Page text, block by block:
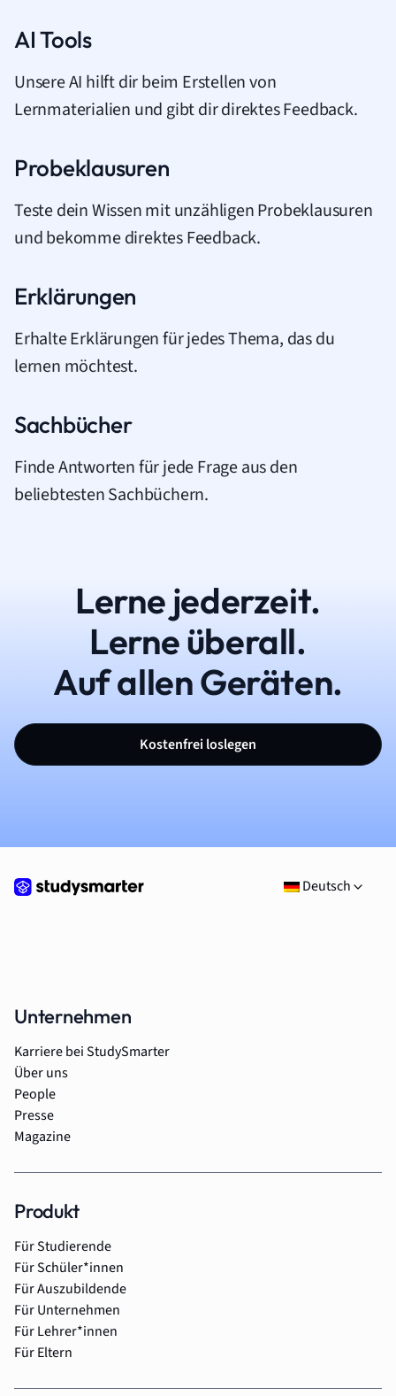
AI Tools
Unsere AI hilft dir beim Erstellen von
Lernmaterialien und gibt dir direktes Feedback.
Probeklausuren
Teste dein Wissen mit unzähligen Probeklausuren
und bekomme direktes Feedback.
Erklärungen
Erhalte Erklärungen für jedes Thema, das du
lernen möchtest.
Sachbücher
Finde Antworten für jede Frage aus den
beliebtesten Sachbüchern.
Lerne jederzeit.
Lerne überall.
Auf allen Geräten.
Kostenfrei loslegen
Deutsch
Unternehmen
Karriere bei StudySmarter
Über uns
People
Presse
Magazine
Produkt
Für Studierende
Für Schüler*innen
Für Auszubildende
Für Unternehmen
Für Lehrer*innen
Für Eltern